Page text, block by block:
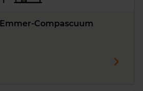
Compascuum